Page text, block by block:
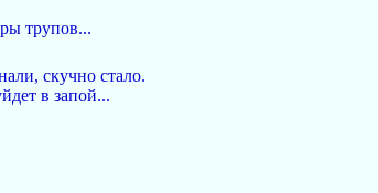
трупов...
скучно стало.
в запой...